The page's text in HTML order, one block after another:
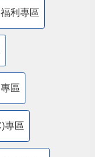
利專區
區
專區